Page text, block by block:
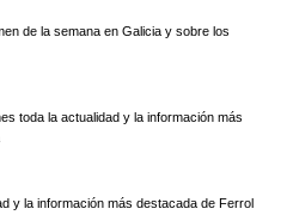
de la semana en Galicia y sobre los
toda la actualidad y la información más
y la información más destacada de Ferrol